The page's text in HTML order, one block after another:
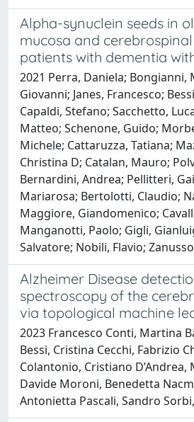
Alpha-synuclein seeds in
mucosa and
patients with dementia
2021 Perra, Daniela; Bongianni,
Giovanni; Janes, Francesco;
Capaldi, Stefano; Sacchetto,
Matteo; Schenone, Guido;
Michele; Cattaruzza, Tatiana;
Christina D; Catalan, Mauro;
Bernardini, Andrea; Pellitteri,
Mariarosa; Bertolotti, Claudio;
Maggiore, Giandomenico;
Manganotti, Paolo; Gigli,
Salvatore; Nobili, Flavio;
Alzheimer Disease
spectroscopy of the
via topological machine
2023 Francesco Conti, Martina
Bessi, Cristina Cecchi, Fabrizio
Colantonio, Cristiano D’Andrea,
Davide Moroni, Benedetta
Antonietta Pascali, Sandro